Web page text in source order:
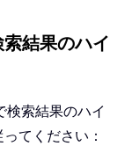
結果のハイ
索結果のハイ
てください：